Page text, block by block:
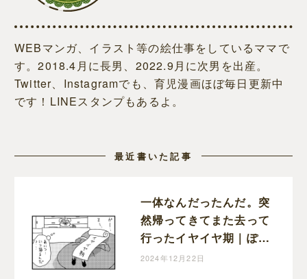
WEBマンガ、イラスト等の絵仕事をしているママで
す。2018.4月に長男、2022.9月に次男を出産。
Twitter、Instagramでも、育児漫画ほぼ毎日更新中
です！LINEスタンプもあるよ。
最近書いた記事
一体なんだったんだ。突
然帰ってきてまた去って
行ったイヤイヤ期｜ぽこ
たろー育児漫画
2024年12月22日